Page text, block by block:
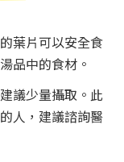
葉片可以安全食
品中的食材。
議少量攝取。此
人，建議諮詢醫